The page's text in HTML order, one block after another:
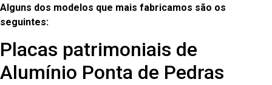
Alguns dos modelos que mais fabricamos são os
seguintes:
Placas patrimoniais de
Alumínio Ponta de Pedras